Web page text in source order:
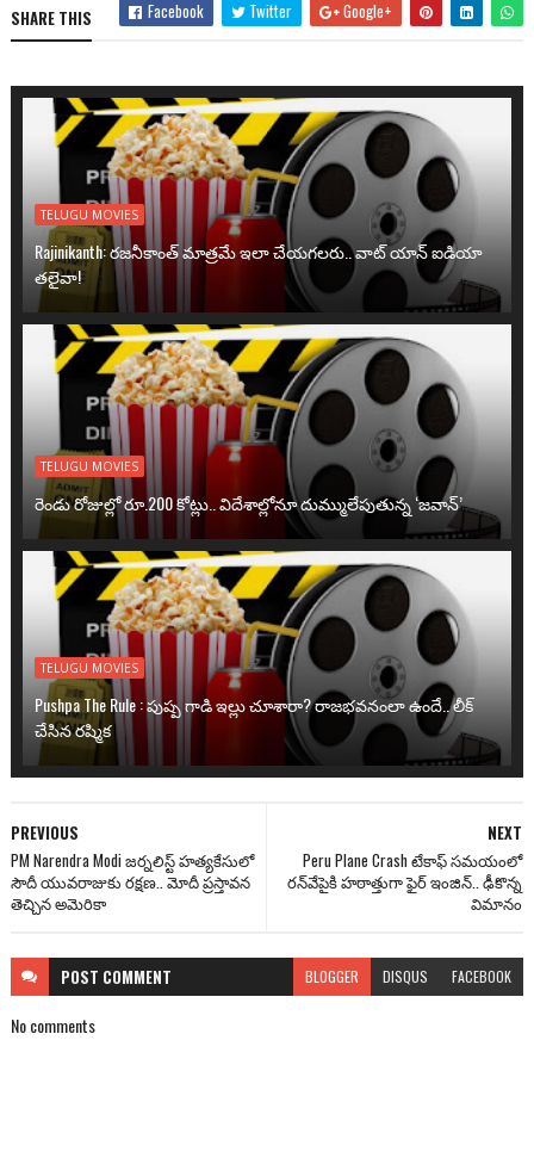
SHARE THIS Facebook Twitter Google+
TELUGU MOVIES
Rajinikanth: రజనీకాంత్ మాత్రమే ఇలా చేయగలరు.. వాట్ యాన్ ఐడియా
తలైవా!
TELUGU MOVIES
రెండు రోజుల్లో రూ.200 కోట్లు.. విదేశాల్లోనూ దుమ్ములేపుతున్న ‘జవాన్’
TELUGU MOVIES
Pushpa The Rule : పుష్ప గాడి ఇల్లు చూశారా? రాజభవనంలా ఉందే.. లీక్
చేసిన రష్మిక
NEXT
Peru Plane Crash టేకాఫ్ సమయంలో
రన్‌వేపైకి హఠాత్తుగా ఫైర్ ఇంజిన్.. ఢీకొన్న
విమానం
PREVIOUS
PM Narendra Modi జర్నలిస్ట్‌ హత్యకేసులో
సౌదీ యువరాజుకు రక్షణ.. మోదీ ప్రస్తావన
తెచ్చిన అమెరికా
POST COMMENT BLOGGER DISQUS FACEBOOK
No comments